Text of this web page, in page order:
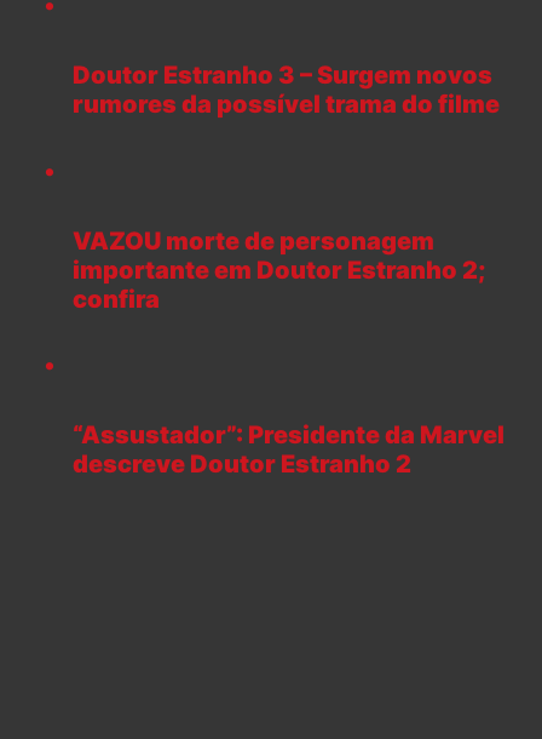
Doutor Estranho 3 – Surgem novos
rumores da possível trama do filme
VAZOU morte de personagem
importante em Doutor Estranho 2;
confira
“Assustador”: Presidente da Marvel
descreve Doutor Estranho 2